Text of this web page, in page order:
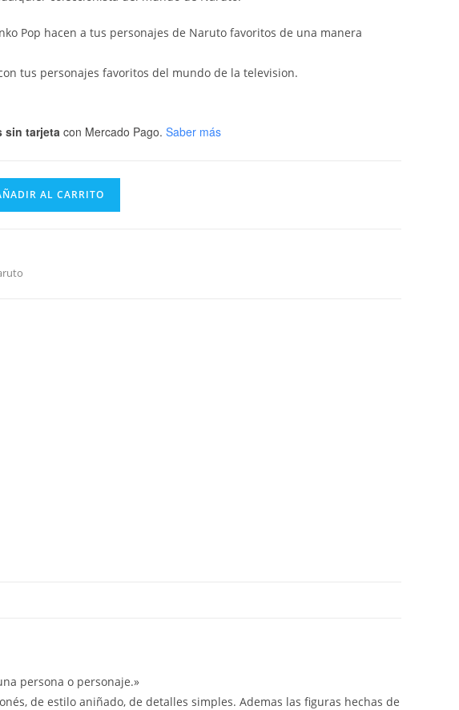
Pop hacen a tus personajes de Naruto favoritos de una manera
tus personajes favoritos del mundo de la television.
sin tarjeta con Mercado Pago. Saber más
AL CARRITO
persona o personaje.»
de estilo aniñado, de detalles simples. Ademas las figuras hechas de